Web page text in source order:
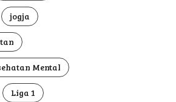
jogja
Mental
Liga 1